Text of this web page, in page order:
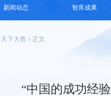
新闻动态
国创动态
智库成果
思想成果
天下大势 > 正文
“中国的成功经